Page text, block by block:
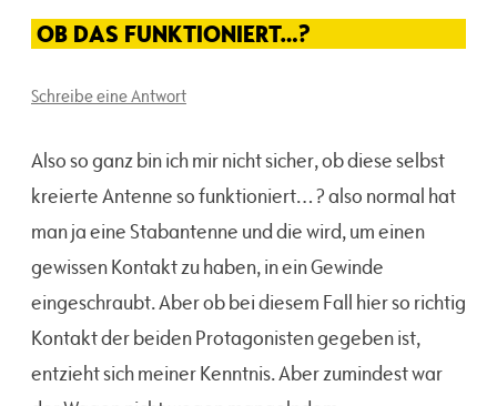
OB DAS FUNKTIONIERT…?
Schreibe eine Antwort
Also so ganz bin ich mir nicht sicher, ob diese selbst
kreierte Antenne so funktioniert… ? also normal hat
man ja eine Stabantenne und die wird, um einen
gewissen Kontakt zu haben, in ein Gewinde
eingeschraubt. Aber ob bei diesem Fall hier so richtig
Kontakt der beiden Protagonisten gegeben ist,
entzieht sich meiner Kenntnis. Aber zumindest war